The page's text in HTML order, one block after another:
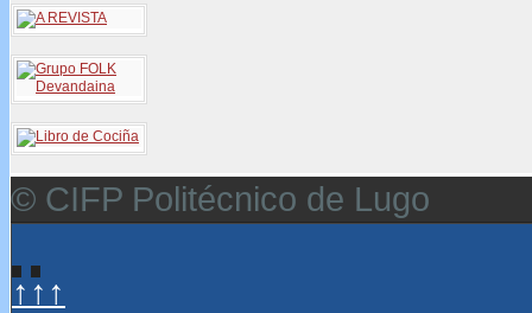
© CIFP Politécnico de Lugo
↑↑↑